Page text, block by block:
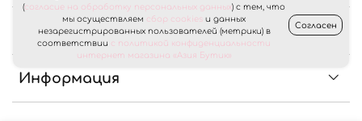
Клиентам
Информация
(согласие на обработку персональных данных) с тем, что
мы осуществляем сбор cookies и данных
незарегистрированных пользователей (метрики) в
соответствии с политикой конфиденциальности
интернет магазина «Азия Бутик»
Согласен